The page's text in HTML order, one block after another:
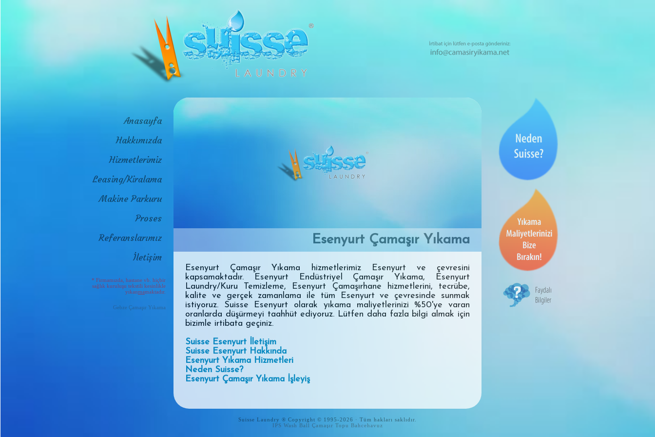
Anasayfa
Hakkımızda
Hizmetlerimiz
Leasing/Kiralama
Makine Parkuru
Proses
Referanslarımız
İletişim
* Firmamızda, hastane vb. hiçbir
sağlık kuruluşu tekstili kesinlikle
yıkanmamaktadır.
Gebze Çamaşır Yıkama
Esenyurt Çamaşır Yıkama
Esenyurt Çamaşır Yıkama hizmetlerimiz Esenyurt ve çevresini
kapsamaktadır. Esenyurt Endüstriyel Çamaşır Yıkama, Esenyurt
Laundry/Kuru Temizleme, Esenyurt Çamaşırhane hizmetlerini, tecrübe,
kalite ve gerçek zamanlama ile tüm Esenyurt ve çevresinde sunmak
istiyoruz. Suisse Esenyurt olarak yıkama maliyetlerinizi %50'ye varan
oranlarda düşürmeyi taahhüt ediyoruz. Lütfen daha fazla bilgi almak için
bizimle irtibata geçiniz.
Suisse Esenyurt İletişim
Suisse Esenyurt Hakkında
Esenyurt Yıkama Hizmetleri
Neden Suisse?
Esenyurt Çamaşır Yıkama İşleyiş
Suisse Laundry ® Copyright © 1995-2026 · Tüm hakları saklıdır.
IPS Wash Ball Çamaşır Topu Bahcehavuz